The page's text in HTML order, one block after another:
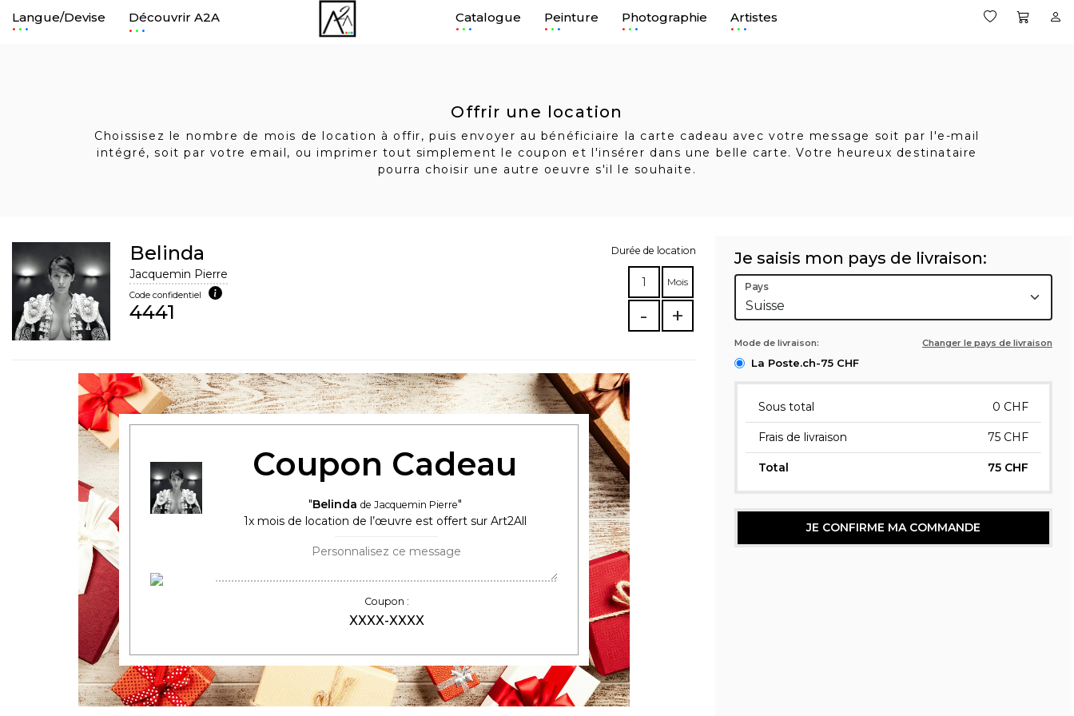
Langue/Devise
. Découvrir A2A
. Catalogue
. Peinture
. Photographie
. Artistes
.
Offrir une location
Choissisez le nombre de mois de location à offir, puis envoyer au bénéficiaire la carte cadeau avec votre message soit par l'e-mail
intégré, soit par votre email, ou imprimer tout simplement le coupon et l'insérer dans une belle carte. Votre heureux destinataire
pourra choisir une autre oeuvre s'il le souhaite.
Belinda
Jacquemin Pierre
Code confidentiel
4441
Durée de location
1 Mois
- +
Coupon Cadeau
Belinda de Jacquemin Pierre
1x mois de location de l’œuvre est offert sur Art2All
Coupon :
XXXX-XXXX
Je saisis mon pays de livraison:
Pays
Mode de livraison: Changer le pays de livraison
La Poste.ch-75 CHF
Sous total 0 CHF
Frais de livraison 75 CHF
Total 75 CHF
JE CONFIRME MA COMMANDE